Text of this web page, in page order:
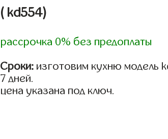
( kd554)
рассрочка 0% без предоплаты
Сроки: изготовим кухню модель
7 дней.
цена указана под ключ.